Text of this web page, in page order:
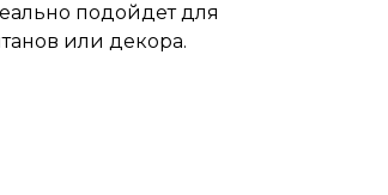
подойдет для
или декора.